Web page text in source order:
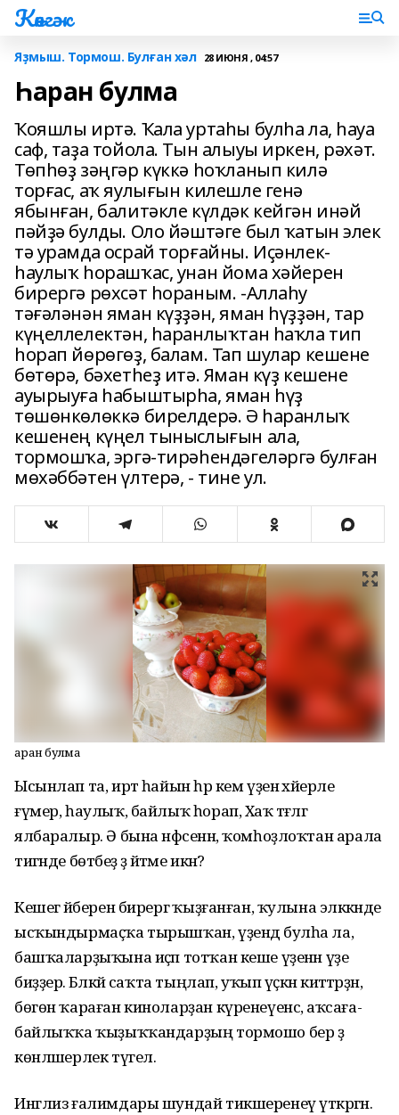
Көнгәк
Яҙмыш. Тормош. Булған хәл 28 ИЮНЯ , 04:57
Һаран булма
Ҡояшлы иртә. Ҡала уртаһы булһа ла, һауа
саф, таҙа тойола. Тын алыуы иркен, рәхәт.
Төпһөҙ зәңгәр күккә һоҡланып килә
торғас, аҡ яулығын килешле генә
ябынған, балитәкле күлдәк кейгән инәй
пәйҙә булды. Оло йәштәге был ҡатын элек
тә урамда осрай торғайны. Иҫәнлек-
һаулыҡ һорашҡас, унан йома хәйерен
бирергә рөхсәт һораным. -Аллаһу
тәғәләнән яман күҙҙән, яман һүҙҙән, тар
күңеллелектән, һаранлыҡтан һаҡла тип
һорап йөрөгөҙ, балам. Тап шулар кешене
бөтөрә, бәхетһеҙ итә. Яман күҙ кешене
ауырыуға һабыштырһа, яман һүҙ
төшөнкөлөккә бирелдерә. Ә һаранлыҡ
кешенең күңел тыныслығын ала,
тормошҡа, эргә-тирәһендәгеләргә булған
мөхәббәтен үлтерә, - тине ул.
Һаран булма
Ысынлап та, иртә һайын һәр кем үҙенә хәйерле
ғүмер, һаулыҡ, байлыҡ һорап, Хаҡ тәғәләгә
ялбаралыр. Ә бына нәфсенән, ҡомһоҙлоҡтан арала
тигәнде бөтәбеҙ ҙә әйтәме икән?
Кешегә әйберен бирергә ҡыҙғанған, ҡулына эләккәнде
ысҡындырмаҫҡа тырышҡан, үҙендә булһа ла,
башҡаларҙыҡына иҫәп тотҡан кеше үҙенән үҙе
биҙҙерә. Бәләкәй саҡта тыңлап, уҡып үҫкән әкиәттәрҙән,
бөгөн ҡараған киноларҙан күренеүенсә, аҡсаға-
байлыҡҡа ҡыҙыҡҡандарҙың тормошо бер ҙә
көнләшерлек түгел.
Инглиз ғалимдары шундай тикшеренеү үткәргән.